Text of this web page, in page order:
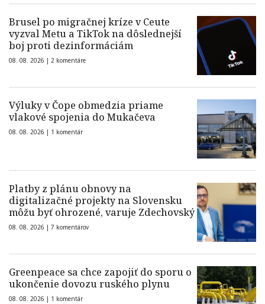
Brusel po migračnej kríze v Ceute
vyzval Metu a TikTok na dôslednejší
boj proti dezinformáciám
08. 08. 2026 | 2 komentáre
Výluky v Čope obmedzia priame
vlakové spojenia do Mukačeva
08. 08. 2026 | 1 komentár
Platby z plánu obnovy na
digitalizačné projekty na Slovensku
môžu byť ohrozené, varuje Zdechovský
08. 08. 2026 | 7 komentárov
Greenpeace sa chce zapojiť do sporu o
ukončenie dovozu ruského plynu
08. 08. 2026 | 1 komentár